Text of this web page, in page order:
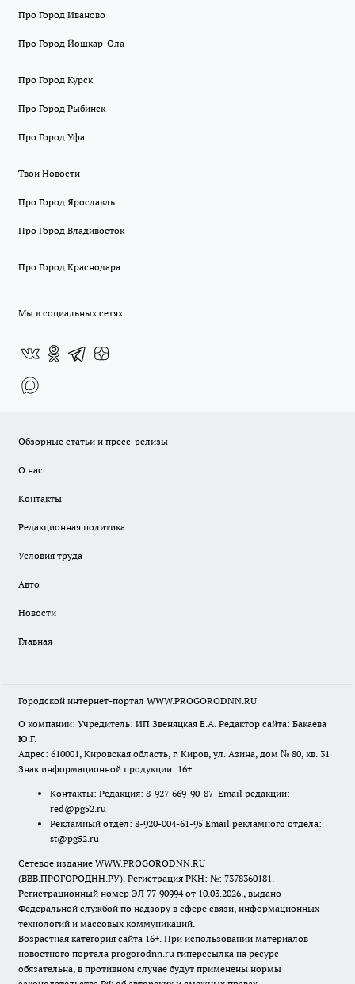
Про Город Иваново
Про Город Йошкар-Ола
Про Город Курск
Про Город Рыбинск
Про Город Уфа
Твои Новости
Про Город Ярославль
Про Город Владивосток
Про Город Краснодара
Мы в социальных сетях
Обзорные статьи и пресс-релизы
О нас
Контакты
Редакционная политика
Условия труда
Авто
Новости
Главная
Городской интернет-портал WWW.PROGORODNN.RU
О компании: Учредитель: ИП Звеняцкая Е.А. Редактор сайта: Бакаева
Ю.Г.
Адрес: 610001, Кировская область, г. Киров, ул. Азина, дом № 80, кв. 31
Знак информационной продукции: 16+
Контакты: Редакция: 8-927-669-90-87 Email редакции:
red@pg52.ru
Рекламный отдел: 8-920-004-61-95 Email рекламного отдела:
st@pg52.ru
Сетевое издание WWW.PROGORODNN.RU
(ВВВ.ПРОГОРОДНН.РУ). Регистрация РКН: №: 7378360181.
Регистрационный номер ЭЛ 77-90994 от 10.03.2026., выдано
Федеральной службой по надзору в сфере связи, информационных
технологий и массовых коммуникаций.
Возрастная категория сайта 16+. При использовании материалов
новостного портала progorodnn.ru гиперссылка на ресурс
обязательна, в противном случае будут применены нормы